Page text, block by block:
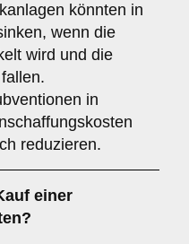
könnten in
wenn die
wird und die
in
reduzieren.
einer